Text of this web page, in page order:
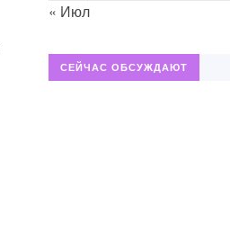
« Июл
СЕЙЧАС ОБСУЖДАЮТ